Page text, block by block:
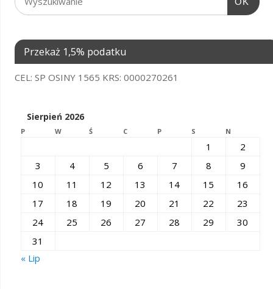
Przekaż 1,5% podatku
CEL: SP OSINY 1565 KRS: 0000270261
Sierpień 2026
P W Ś C P S N
1
2
3
4 5 6 7 8
9
10
11 12 13 14 15
16
17
18 19 20 21 22
23
24
25 26 27 28 29
30
31
« Lip